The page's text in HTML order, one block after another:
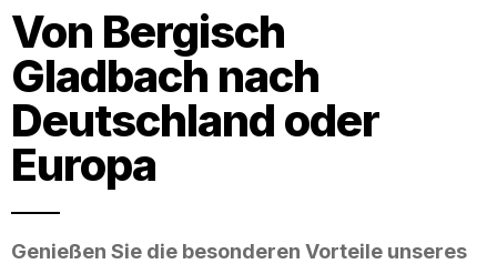
Von Bergisch
Gladbach nach
Deutschland oder
Europa
Genießen Sie die besonderen Vorteile unseres